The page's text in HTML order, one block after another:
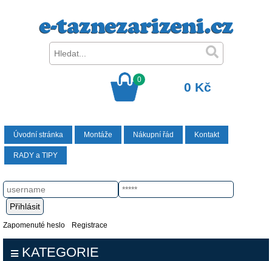
0
0 Kč
Úvodní stránka Montáže Nákupní řád Kontakt
RADY a TIPY
Zapomenuté heslo Registrace
KATEGORIE